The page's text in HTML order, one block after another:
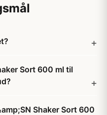
Sort 600 ml til
Shaker Sort 600